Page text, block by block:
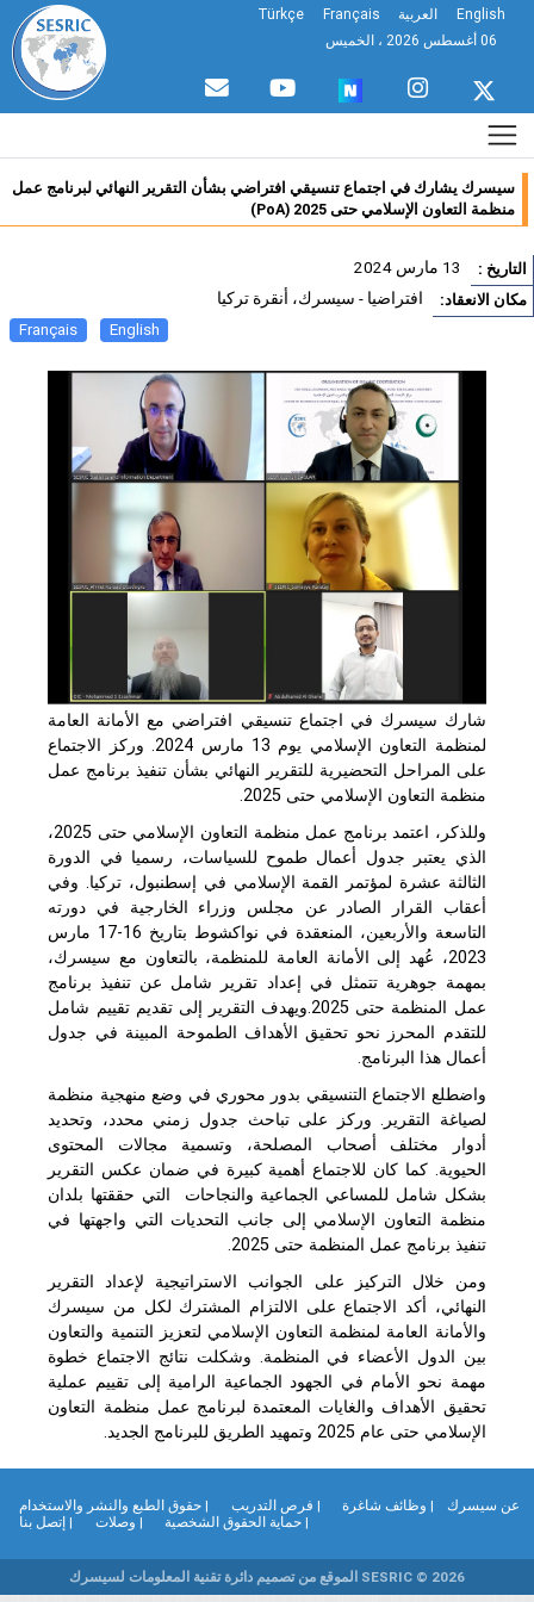
English العربية Français
Türkçe
سيسرك يشارك في اجتماع تنسيقي افتراضي بشأن التقرير النهائي لبرنامج عمل
منظمة التعاون الإسلامي حتى 2025 (PoA)
: 13 مارس 2024
الانعقاد: افتراضيا - سيسرك، أنقرة تركيا
English
Français
شارك سيسرك في اجتماع تنسيقي افتراضي مع الأمانة العامة
لمنظمة التعاون الإسلامي يوم 13 مارس 2024. وركز الاجتماع
على المراحل التحضيرية للتقرير النهائي بشأن تنفيذ برنامج عمل
منظمة التعاون الإسلامي حتى 2025.
وللذكر، اعتمد برنامج عمل منظمة التعاون الإسلامي حتى 2025،
الذي يعتبر جدول أعمال طموح للسياسات، رسميا في الدورة
الثالثة عشرة لمؤتمر القمة الإسلامي في إسطنبول، تركيا. وفي
أعقاب القرار الصادر عن مجلس وزراء الخارجية في دورته
التاسعة والأربعين، المنعقدة في نواكشوط بتاريخ 16-17 مارس
2023، عُهد إلى الأمانة العامة للمنظمة، بالتعاون مع سيسرك،
بمهمة جوهرية تتمثل في إعداد تقرير شامل عن تنفيذ برنامج
عمل المنظمة حتى 2025.ويهدف التقرير إلى تقديم تقييم شامل
للتقدم المحرز نحو تحقيق الأهداف الطموحة المبينة في جدول
أعمال هذا البرنامج.
واضطلع الاجتماع التنسيقي بدور محوري في وضع منهجية منظمة
لصياغة التقرير. وركز على تباحث جدول زمني محدد، وتحديد
أدوار مختلف أصحاب المصلحة، وتسمية مجالات المحتوى
الحيوية. كما كان للاجتماع أهمية كبيرة في ضمان عكس التقرير
بشكل شامل للمساعي الجماعية والنجاحات التي حققتها بلدان
منظمة التعاون الإسلامي إلى جانب التحديات التي واجهتها في
تنفيذ برنامج عمل المنظمة حتى 2025.
ومن خلال التركيز على الجوانب الاستراتيجية لإعداد التقرير
النهائي، أكد الاجتماع على الالتزام المشترك لكل من سيسرك
والأمانة العامة لمنظمة التعاون الإسلامي لتعزيز التنمية والتعاون
بين الدول الأعضاء في المنظمة. وشكلت نتائج الاجتماع خطوة
مهمة نحو الأمام في الجهود الجماعية الرامية إلى تقييم عملية
تحقيق الأهداف والغايات المعتمدة لبرنامج عمل منظمة التعاون
الإسلامي حتى عام 2025 وتمهيد الطريق للبرنامج الجديد.
سيسرك | وظائف شاغرة | فرص التدريب
| حقوق الطبع والنشر والاستخدام
| حماية الحقوق الشخصية
| وصلات | إتصل بنا
SESRIC © 2026 الموقع من تصميم دائرة تقنية المعلومات لسيسرك